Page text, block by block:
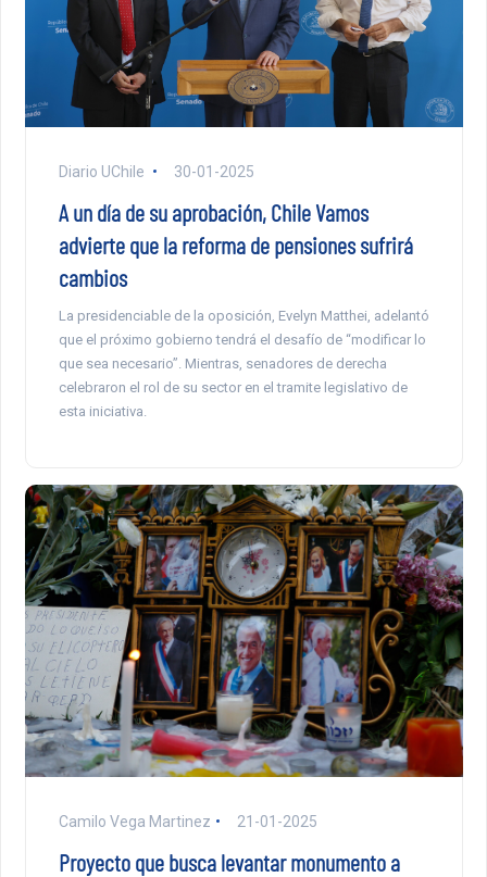
Diario UChile 30-01-2025
A un día de su aprobación, Chile Vamos
advierte que la reforma de pensiones sufrirá
cambios
La presidenciable de la oposición, Evelyn Matthei, adelantó
que el próximo gobierno tendrá el desafío de “modificar lo
que sea necesario”. Mientras, senadores de derecha
celebraron el rol de su sector en el tramite legislativo de
esta iniciativa.
Camilo Vega Martinez 21-01-2025
Proyecto que busca levantar monumento a